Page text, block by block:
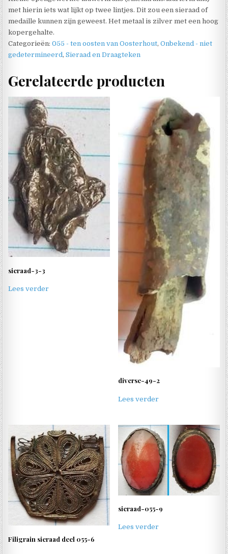
met hierin iets wat lijkt op twee lintjes. Dit zou een sieraad of
medaille kunnen zijn geweest. Het metaal is zilver met een hoog
kopergehalte.
Categorieën:055 - ten oosten van Oosterhout,Onbekend - niet
gedetermineerd,Sieraad en Draagteken
Gerelateerde producten
sieraad-3-3
Lees verder
diverse-49-2
Lees verder
Filigrain sieraad deel 055-6
sieraad-055-9
Lees verder